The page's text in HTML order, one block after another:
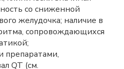
со сниженной
желудочка; наличие в
сопровождающихся
препаратами,
QT (см.